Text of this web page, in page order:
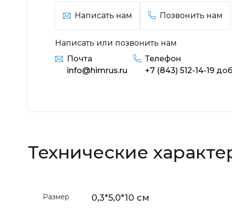
Написать нам Позвонить нам
Написать или позвонить нам
Почта
info@himrus.ru
Телефон
+7 (843) 512-14-19
Технические
Размер 0,3*5,0*10 см